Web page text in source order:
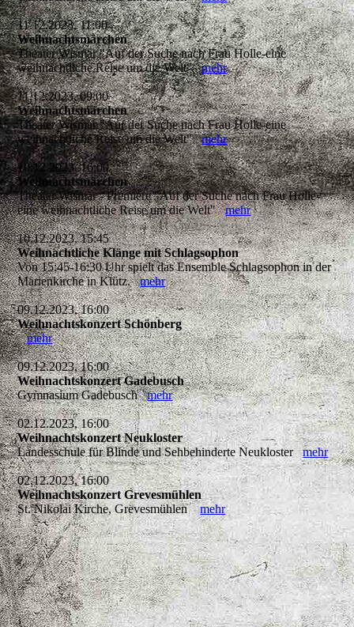
11.12.2023, 11:00
Weihnachtsmärchen
Theater Wismar "Auf der Suche nach Frau Holle-eine
weihnachtliche Reise um die Welt"mehr
11.12.2023, 09:00
Weihnachtsmärchen
Theater Wismar "Auf der Suche nach Frau Holle-eine
weihnachtliche Reise um die Welt"mehr
10.12.2023, 16:00
Weihnachtsmärchen
Theater Wismar - Premiere "Auf der Suche nach Frau Holle-
eine weihnachtliche Reise um die Welt"mehr
10.12.2023, 15:45
Weihnachtliche Klänge mit Schlagsophon
Von 15:45-16:30 Uhr spielt das Ensemble Schlagsophon in der
Marienkirche in Klütz.mehr
09.12.2023, 16:00
Weihnachtskonzert Schönberg
mehr
09.12.2023, 16:00
Weihnachtskonzert Gadebusch
Gymnasium Gadebuschmehr
02.12.2023, 16:00
Weihnachtskonzert Neukloster
Landesschule für Blinde und Sehbehinderte Neuklostermehr
02.12.2023, 16:00
Weihnachtskonzert Grevesmühlen
St. Nikolai Kirche, Grevesmühlenmehr